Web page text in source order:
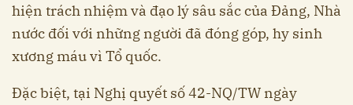
hiện trách nhiệm và đạo lý sâu sắc của Đảng, Nhà
nước đối với những người đã đóng góp, hy sinh
xương máu vì Tổ quốc.
Đặc biệt, tại Nghị quyết số 42-NQ/TW ngày